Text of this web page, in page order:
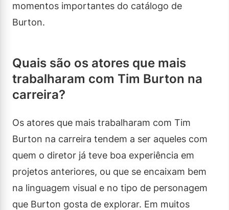
momentos importantes do catálogo de
Burton.
Quais são os atores que mais
trabalharam com Tim Burton na
carreira?
Os atores que mais trabalharam com Tim
Burton na carreira tendem a ser aqueles com
quem o diretor já teve boa experiência em
projetos anteriores, ou que se encaixam bem
na linguagem visual e no tipo de personagem
que Burton gosta de explorar. Em muitos